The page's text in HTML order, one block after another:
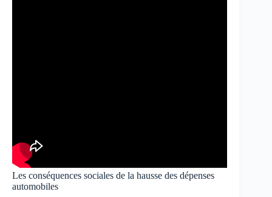
Les conséquences sociales de la hausse des dépenses
automobiles